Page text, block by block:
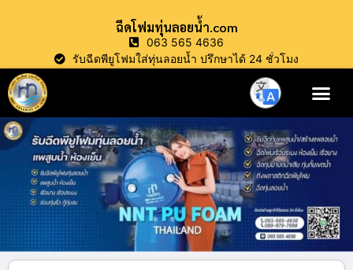
ฉีดโฟมทุ่นลอยน้ำ.com
063 565 4636
รับฉีดพียูโฟมใส่ทุ่นลอยน้ำ ปรึกษาได้ 24 ชั่วโมง